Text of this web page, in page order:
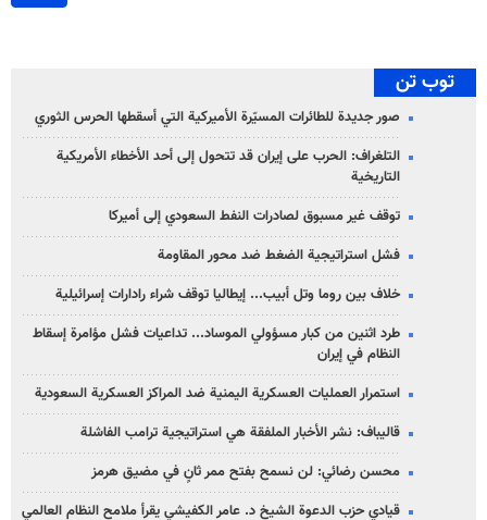
توب تن
صور جديدة للطائرات المسيّرة الأميركية التي أسقطها الحرس الثوري
التلغراف: الحرب على إيران قد تتحول إلى أحد الأخطاء الأمريكية
التاريخية
توقف غير مسبوق لصادرات النفط السعودي إلى أميركا
فشل استراتيجية الضغط ضد محور المقاومة
خلاف بين روما وتل أبيب... إيطاليا توقف شراء رادارات إسرائيلية
طرد اثنين من كبار مسؤولي الموساد... تداعيات فشل مؤامرة إسقاط
النظام في إيران
استمرار العمليات العسكرية اليمنية ضد المراكز العسكرية السعودية
قاليباف: نشر الأخبار الملفقة هي استراتيجية ترامب الفاشلة
محسن رضائي: لن نسمح بفتح ممر ثانٍ في مضيق هرمز
قيادي حزب الدعوة الشيخ د. عامر الكفيشي يقرأ ملامح النظام العالمي